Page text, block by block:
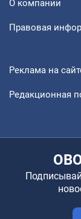
О компании
Правовая
Реклама на
Редакционная